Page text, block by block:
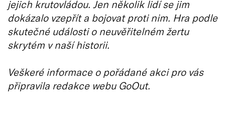
jejich krutovládou. Jen několik lidí se jim
dokázalo vzepřít a bojovat proti nim. Hra podle
skutečné události o neuvěřitelném žertu
skrytém v naší historii.
Veškeré informace o pořádané akci pro vás
připravila redakce webu GoOut.